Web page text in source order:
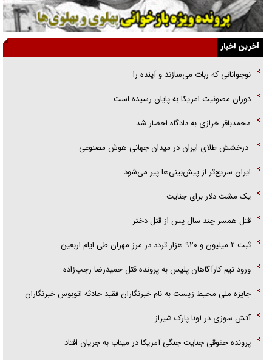
همه آقای دوربینی شده‌ایم!
قصه ناتمام سرویس مدارس
آیا مقاومت فلسطین خلع‌سلاح می‌شود؟
آخرین اخبار
نوجوانانی که ربات می‌سازند و آینده را
دوران مصونیت امریکا به پایان رسیده است
محمدباقر خرازی به دادگاه احضار شد
درخشش طلای ایران در میدان جهانی هوش مصنوعی
ایران سریع‌تر از پیش‌بینی‌ها پیر می‌شود
‌یک مشت دلار برای جنایت
قتل همسر چند سال پس از قتل دختر
ثبت ۲ میلیون و ۹۲۰ هزار تردد در مرز مهران طی ایام اربعین
ورود تیم کارآگاهان پلیس به پرونده قتل حمیدرضا رجب‌زاده
جایزه ملی محیط زیست به نام خبرنگاران فقید حادثه اتوبوس خبرنگاران
آتش سوزی در لونا پارک شیراز
پرونده حقوقی جنایت جنگی آمریکا در میناب به جریان افتاد